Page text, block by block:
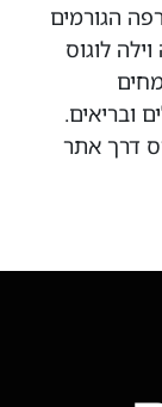
הגורמים
לוגוס
ובריאים.
דרך אתר